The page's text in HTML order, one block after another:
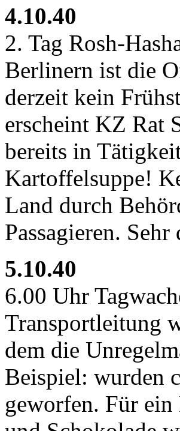
4.10.40
2. Tag Rosh-
Berlinern ist die
derzeit kein
erscheint KZ Rat
bereits in
Kartoffelsuppe!
Land durch
Passagieren.
5.10.40
6.00 Uhr
Transportleitung
dem die
Beispiel: wurden
geworfen. Für